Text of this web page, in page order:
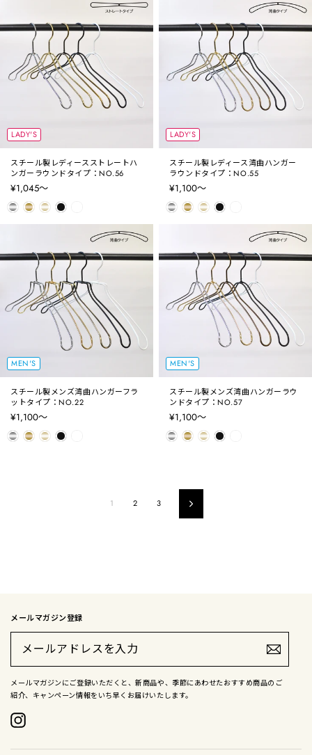
LADY'S
スチール製レディースストレートハ
ンガーラウンドタイプ：NO.56
¥1,045〜
LADY'S
スチール製レディース湾曲ハンガー
ラウンドタイプ：NO.55
¥1,100〜
MEN'S
スチール製メンズ湾曲ハンガーフラ
ットタイプ：NO.22
¥1,100〜
MEN'S
スチール製メンズ湾曲ハンガーラウ
ンドタイプ：NO.57
¥1,100〜
1 2 3 Next
メールマガジン登録
ア
レ
ス
入
力
メールマガジンにご登録いただくと、新商品や、季節にあわせたおすすめ商品のご
紹介、キャンペーン情報をいち早くお届けいたします。